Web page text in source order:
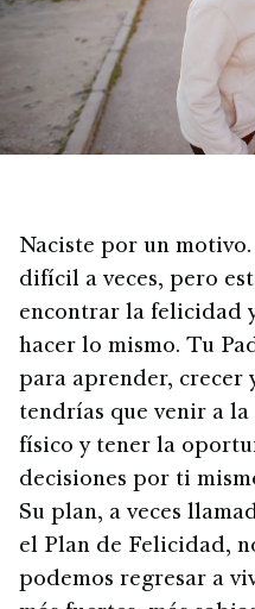
Naciste por un
difícil a veces, pero
encontrar la felicidad
hacer lo mismo. Tu
para aprender, crecer
tendrías que venir a
físico y tener la
decisiones por ti
Su plan, a veces
el Plan de Felicidad,
podemos regresar a